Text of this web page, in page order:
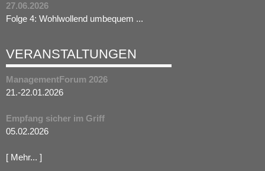
27.06.2026
Folge 4: Wohlwollend umbequem ...
VERANSTALTUNGEN
ManagementForum 2026
21.-22.01.2026
Empfang sicher im Griff
05.02.2026
[ Mehr... ]